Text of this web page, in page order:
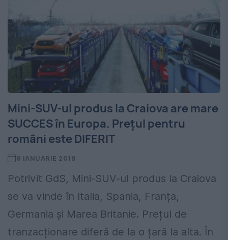
Mini-SUV-ul produs la Craiova are mare
SUCCES în Europa. Preţul pentru
români este DIFERIT
9 IANUARIE 2018
Potrivit GdS, Mini-SUV-ul produs la Craiova
se va vinde în Italia, Spania, Franța,
Germania și Marea Britanie. Prețul de
tranzacționare diferă de la o țară la alta. În